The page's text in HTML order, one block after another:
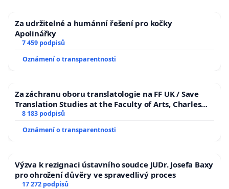
Za udržitelné a humánní řešení pro kočky
Apolinářky
7 459 podpisů
Oznámení o transparentnosti
Za záchranu oboru translatologie na FF UK / Save
Translation Studies at the Faculty of Arts, Charles
University
8 183 podpisů
Oznámení o transparentnosti
Výzva k rezignaci ústavního soudce JUDr. Josefa Baxy
pro ohrožení důvěry ve spravedlivý proces
17 272 podpisů